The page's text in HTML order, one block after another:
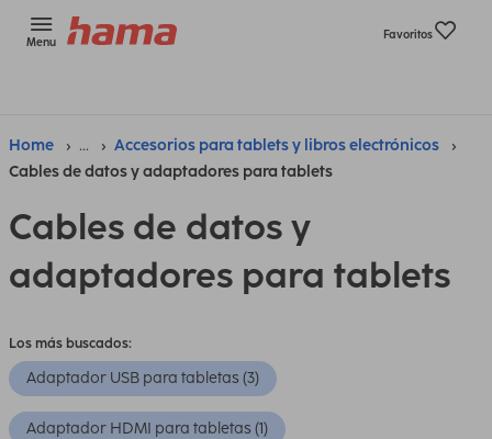
Menu
Favoritos
Home ...
Accesorios para tablets y libros electrónicos
Cables de datos y adaptadores para tablets
Cables de datos y
adaptadores para tablets
Los más buscados:
Adaptador USB para tabletas (3)
Adaptador HDMI para tabletas (1)